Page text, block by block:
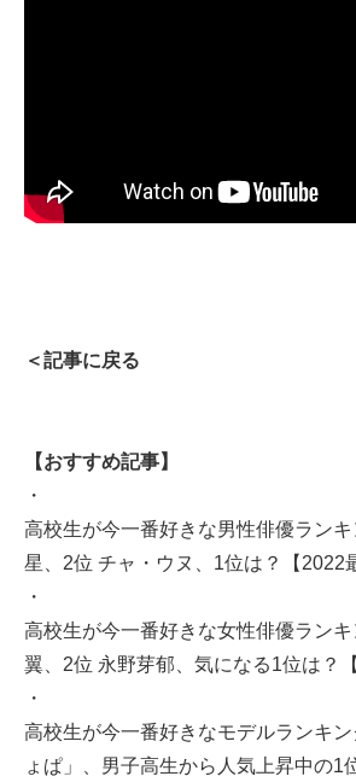
＜記事に戻る
【おすすめ記事】
・
高校生が今一番好きな男性俳優ラン
星、2位 チャ・ウヌ、1位は？【2022
・
高校生が今一番好きな女性俳優ランキ
翼、2位 永野芽郁、気になる1位は？
・
高校生が今一番好きなモデルランキ
ょぱ」、男子高生から人気上昇中の1